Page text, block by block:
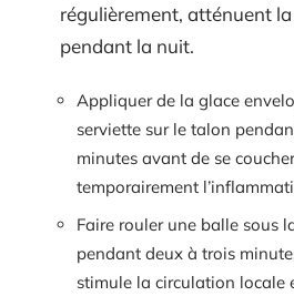
régulièrement, atténuent
pendant la nuit.
Appliquer de la glace
serviette sur le talon
minutes avant de se
temporairement
Faire rouler une balle sous
pendant deux à trois
stimule la circulation locale